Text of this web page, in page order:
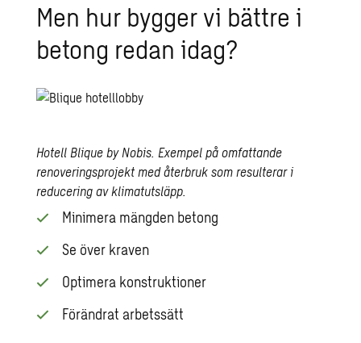
Men hur bygger vi bättre i
betong redan idag?
Hotell Blique by Nobis. Exempel på omfattande
renoveringsprojekt med återbruk som resulterar i
reducering av klimatutsläpp.
Minimera mängden betong
Se över kraven
Optimera konstruktioner
Förändrat arbetssätt